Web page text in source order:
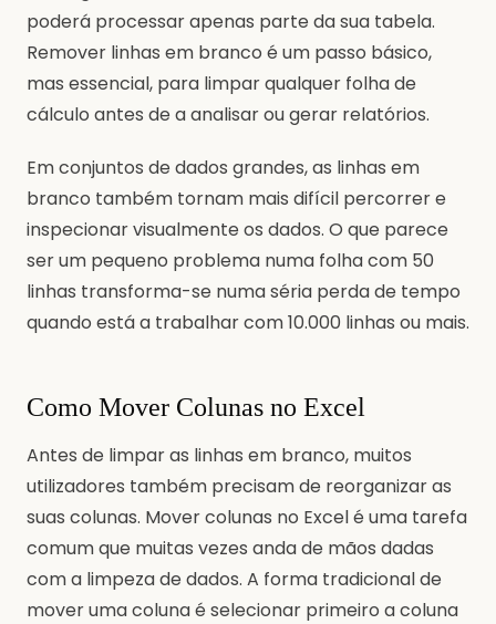
poderá processar apenas parte da sua tabela.
Remover linhas em branco é um passo básico,
mas essencial, para limpar qualquer folha de
cálculo antes de a analisar ou gerar relatórios.
Em conjuntos de dados grandes, as linhas em
branco também tornam mais difícil percorrer e
inspecionar visualmente os dados. O que parece
ser um pequeno problema numa folha com 50
linhas transforma-se numa séria perda de tempo
quando está a trabalhar com 10.000 linhas ou mais.
Como Mover Colunas no Excel
Antes de limpar as linhas em branco, muitos
utilizadores também precisam de reorganizar as
suas colunas. Mover colunas no Excel é uma tarefa
comum que muitas vezes anda de mãos dadas
com a limpeza de dados. A forma tradicional de
mover uma coluna é selecionar primeiro a coluna